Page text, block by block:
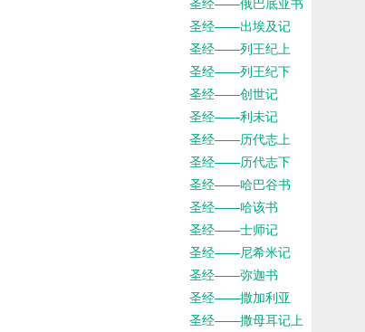
圣经——出埃及记
圣经——列王纪上
圣经——列王纪下
圣经——创世记
圣经——利未记
圣经——历代志上
圣经——历代志下
圣经——哈巴谷书
圣经——哈该书
圣经——士师记
圣经——尼希米记
圣经——弥迦书
圣经——撒加利亚
圣经——撒母耳记上